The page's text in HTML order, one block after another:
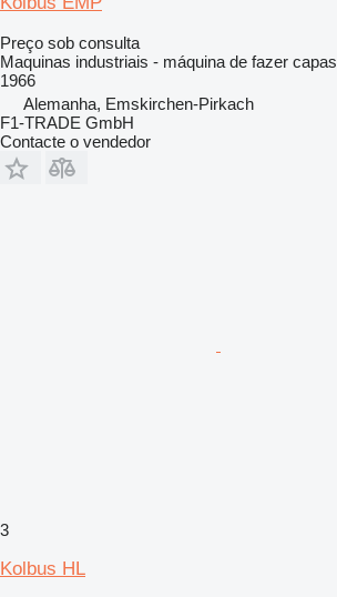
Preço sob consulta
Maquinas industriais - máquina de fazer capas
1966
Alemanha, Emskirchen-Pirkach
F1-TRADE GmbH
Contacte o vendedor
3
Kolbus HL